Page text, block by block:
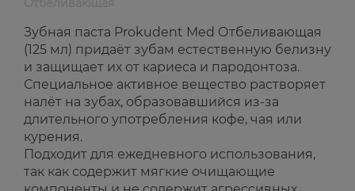
Зубная паста Prokudent Med Отбеливающая
(125 мл) придаёт зубам естественную белизну
и защищает их от кариеса и пародонтоза.
Специальное активное вещество растворяет
налёт на зубах, образовавшийся из-за
длительного употребления кофе, чая или
курения.
Подходит для ежедневного использования,
так как содержит мягкие очищающие